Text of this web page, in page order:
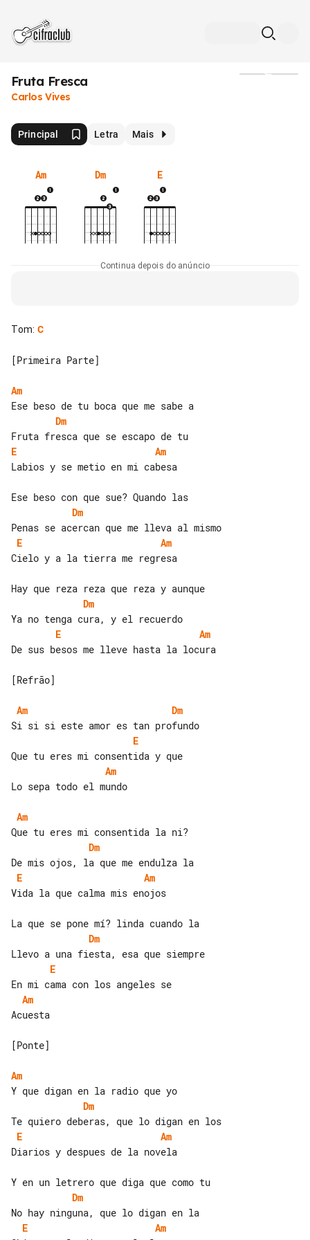
Fruta Fresca
Carlos Vives
Principal Letra Mais
Am Dm E
Continua depois do anúncio
Tom: C
[Primeira Parte]
Am
Dm
E
Am
Labios y se metio en mi cabesa
Dm
E
Am
Cielo y a la tierra me regresa
Dm
E
Am
De sus besos me lleve hasta la locura
[Refrão]
Am
Dm
E
Am
Lo sepa todo el mundo
Am
Dm
E
Am
Vida la que calma mis enojos
Dm
E
Am
Acuesta
[Ponte]
Am
Dm
E
Am
Diarios y despues de la novela
Dm
E
Am